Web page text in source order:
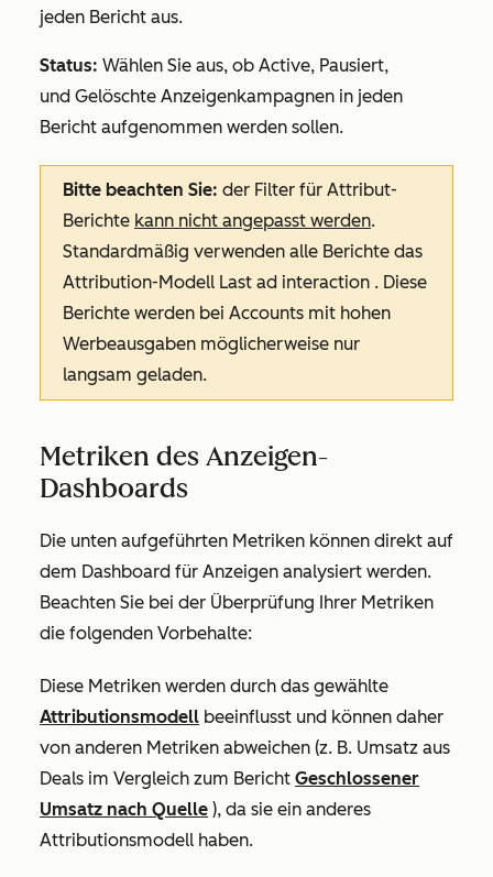
jeden Bericht aus.
Status: Wählen Sie aus, ob Active, Pausiert,
und Gelöschte Anzeigenkampagnen in jeden
Bericht aufgenommen werden sollen.
Bitte beachten Sie: der Filter für Attribut-
Berichte kann nicht angepasst werden.
Standardmäßig verwenden alle Berichte das
Attribution-Modell Last ad interaction . Diese
Berichte werden bei Accounts mit hohen
Werbeausgaben möglicherweise nur
langsam geladen.
Metriken des Anzeigen-
Dashboards
Die unten aufgeführten Metriken können direkt auf
dem Dashboard für Anzeigen analysiert werden.
Beachten Sie bei der Überprüfung Ihrer Metriken
die folgenden Vorbehalte:
Diese Metriken werden durch das gewählte
Attributionsmodell beeinflusst und können daher
von anderen Metriken abweichen (z. B. Umsatz aus
Deals im Vergleich zum Bericht Geschlossener
Umsatz nach Quelle ), da sie ein anderes
Attributionsmodell haben.